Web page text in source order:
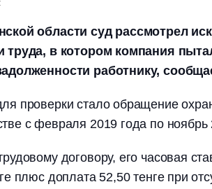
области суд рассмотрел
труда, в котором компания
работнику,
проверки стало обращение
с февраля 2019 года по ноябрь
договору, его часовая
плюс доплата 52,50 тенге при